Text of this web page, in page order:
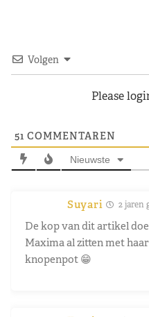
Volgen
Please
51 COMMENTAREN
Nieuwste
Suyari 2 jaren
De kop van dit artikel
Maxima al zitten met
knopenpot 😁